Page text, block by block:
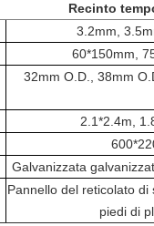
Recinto
3.2mm,
60*150mm,
32mm O.D., 38mm
2.1*2.4m,
Galvanizzata
Pannello del reticolato di
piedi di